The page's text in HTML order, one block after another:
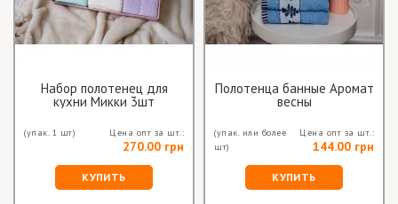
Набор полотенец для
кухни Микки 3шт
(упак. 1 шт) Цена опт за шт.:
270.00 грн
КУПИТЬ
Полотенца банные Аромат
весны
(упак. или более
шт)
Цена опт за шт.:
144.00 грн
КУПИТЬ